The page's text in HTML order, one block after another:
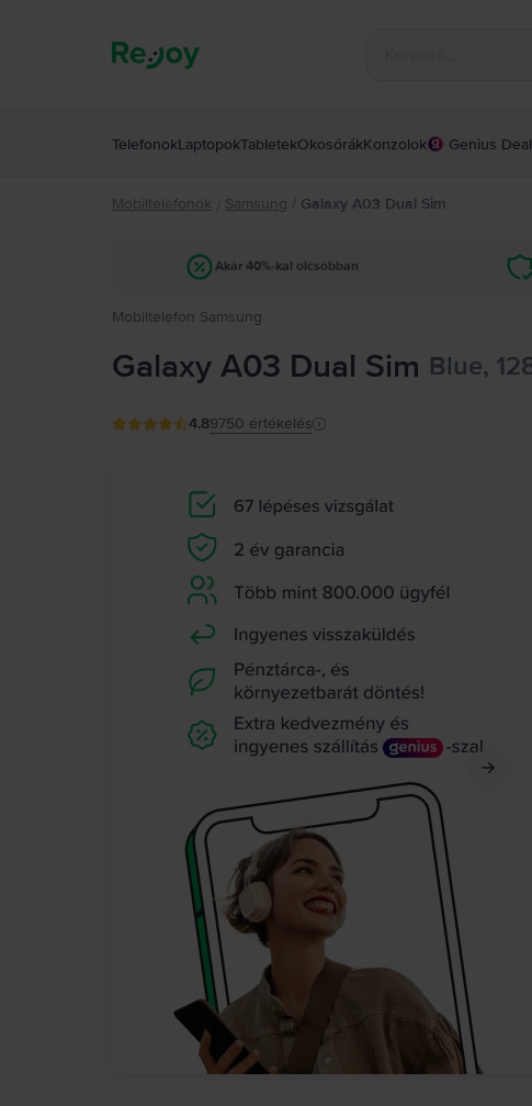
TelefonokLaptopokTabletekOkosórákKonzolok Genius
Mobiltelefonok / Samsung / Galaxy A03 Dual Sim
Akár 40%-kal olcsóbban
Mobiltelefon Samsung
Galaxy A03 Dual Sim Blue,
4.89750 értékelés